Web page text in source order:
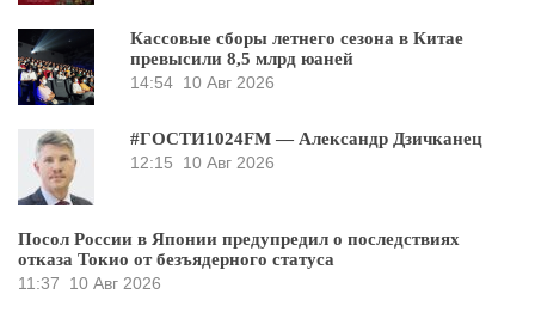
Кассовые сборы летнего сезона в Китае
превысили 8,5 млрд юаней
14:54 10 Авг 2026
#ГОСТИ1024FM — Александр Дзичканец
12:15
10 Авг 2026
Посол России в Японии предупредил о последствиях
отказа Токио от безъядерного статуса
11:37
10 Авг 2026